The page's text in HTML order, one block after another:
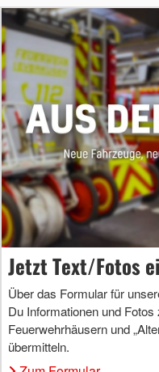
Jetzt Text/Fotos
Über das Formular für
Du Informationen und
Feuerwehrhäusern und
übermitteln.